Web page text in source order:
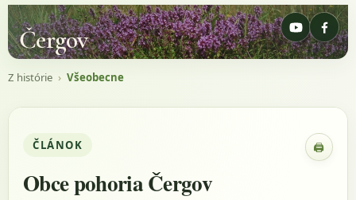
Čergov
Z histórie › Všeobecne
ČLÁNOK 🖨
Obce pohoria Čergov